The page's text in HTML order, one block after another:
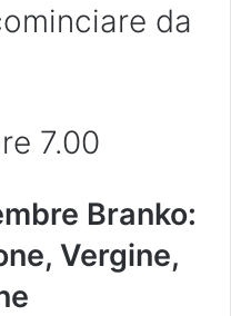
da
7.00
Branko:
Vergine,